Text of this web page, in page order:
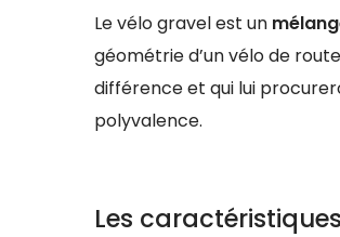
Le vélo gravel est un
géométrie d’un vélo de
différence et qui lui
polyvalence.
Les